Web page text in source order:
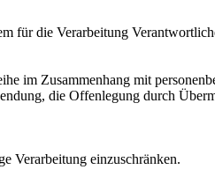
für die Verarbeitung
im Zusammenhang mit
die Offenlegung durch
Verarbeitung einzuschränken.